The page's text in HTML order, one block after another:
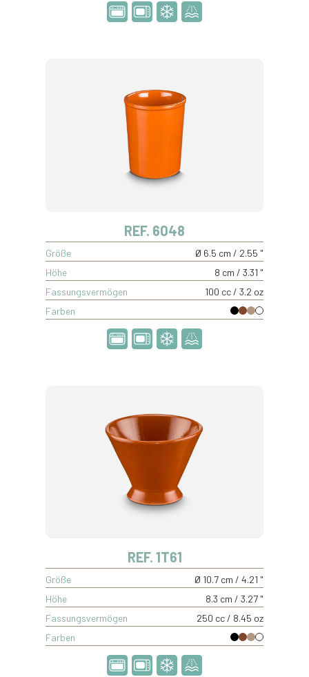
REF. 6048
Größe
Ø 6.5 cm / 2.55 "
Höhe
8 cm / 3.31 "
Fassungsvermögen
100 cc / 3.2 oz
Farben
REF. 1T61
Größe
Ø 10.7 cm / 4.21 "
Höhe
8.3 cm / 3.27 "
Fassungsvermögen
250 cc / 8.45 oz
Farben